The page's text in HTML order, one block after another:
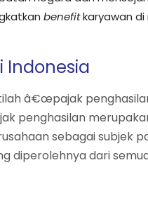
benefitkaryawan
Indonesia
â€œpajak
penghasilan
sebagai subjek
diperolehnya dari